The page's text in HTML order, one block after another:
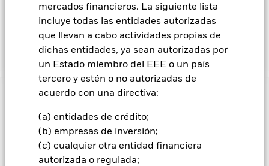
mercados financieros. La siguiente lista
incluye todas las entidades autorizadas
que llevan a cabo actividades propias de
dichas entidades, ya sean autorizadas por
un Estado miembro del EEE o un país
tercero y estén o no autorizadas de
acuerdo con una directiva:
(a) entidades de crédito;
(b) empresas de inversión;
(c) cualquier otra entidad financiera
autorizada o regulada;
solvencia relativamente baja, o carecer de calificación. Entre
estos están los bonos y los instrumentos del mercado
monetario (es decir, títulos de deuda con vencimientos a
corto plazo).
de las inversiones y los ingresos derivados de ellas pueden
inversores no recuperen la cantidad invertida originalmente.
Todas las clases de acciones con cobertura de divisas de este